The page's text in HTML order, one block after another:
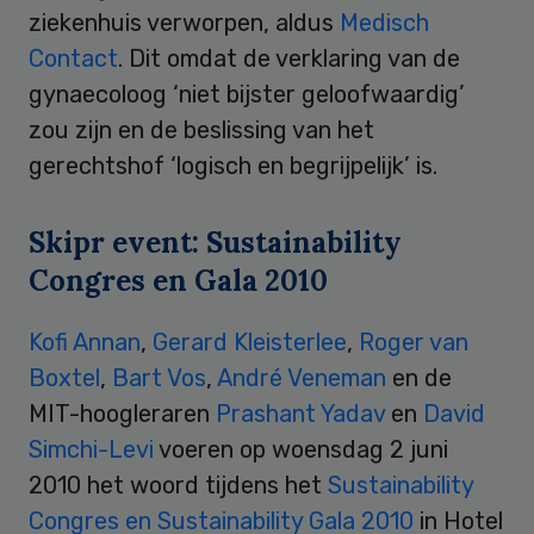
ziekenhuis verworpen, aldus Medisch
Contact. Dit omdat de verklaring van de
gynaecoloog ‘niet bijster geloofwaardig’
zou zijn en de beslissing van het
gerechtshof ‘logisch en begrijpelijk’ is.
Skipr event: Sustainability
Congres en Gala 2010
Kofi Annan, Gerard Kleisterlee, Roger van
Boxtel, Bart Vos, André Veneman en de
MIT-hoogleraren Prashant Yadav en David
Simchi-Levi voeren op woensdag 2 juni
2010 het woord tijdens het Sustainability
Congres en Sustainability Gala 2010 in Hotel